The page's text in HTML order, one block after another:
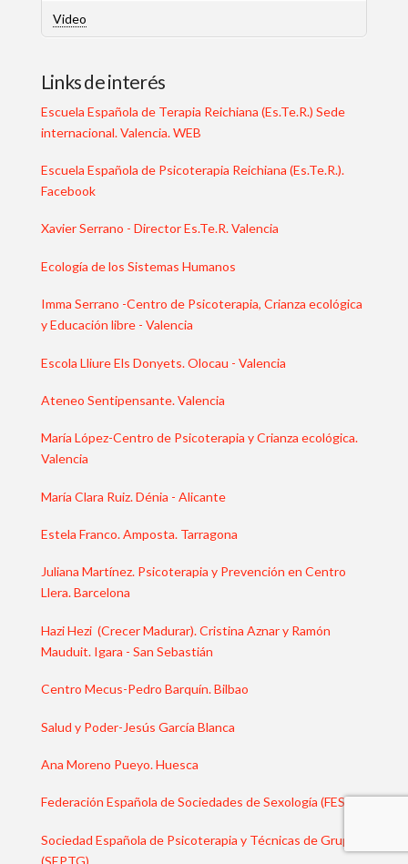
Video
Links de interés
Escuela Española de Terapia Reichiana (Es.Te.R.) Sede
internacional. Valencia. WEB
Escuela Española de Psicoterapia Reichiana (Es.Te.R.).
Facebook
Xavier Serrano - Director Es.Te.R. Valencia
Ecología de los Sistemas Humanos
Imma Serrano -Centro de Psicoterapia, Crianza ecológica
y Educación libre - Valencia
Escola Lliure Els Donyets. Olocau - Valencia
Ateneo Sentipensante. Valencia
María López-Centro de Psicoterapia y Crianza ecológica.
Valencia
María Clara Ruiz. Dénia - Alicante
Estela Franco. Amposta. Tarragona
Juliana Martínez. Psicoterapia y Prevención en Centro
Llera. Barcelona
Hazi Hezi (Crecer Madurar). Cristina Aznar y Ramón
Mauduit. Igara - San Sebastián
Centro Mecus-Pedro Barquín. Bilbao
Salud y Poder-Jesús García Blanca
Ana Moreno Pueyo. Huesca
Federación Española de Sociedades de Sexología (FESS)
Sociedad Española de Psicoterapia y Técnicas de Grupo
(SEPTG)